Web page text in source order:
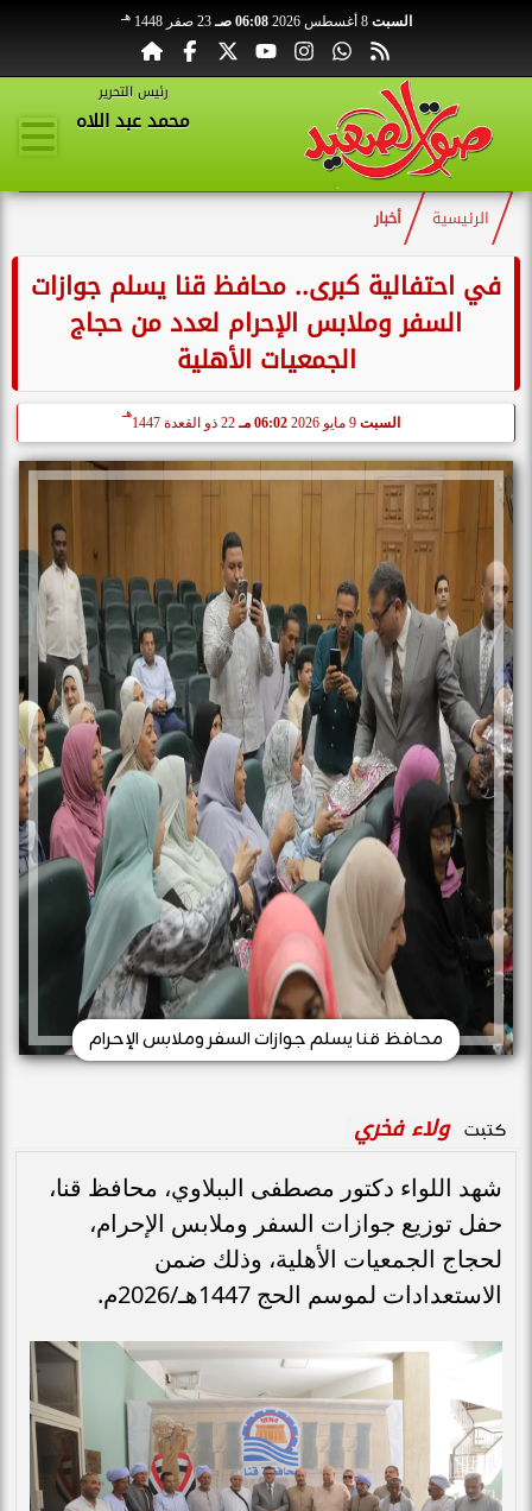
السبت 8 أغسطس 2026 06:08 صـ 23 صفر 1448 هـ
رئيس التحرير
محمد عبد اللاه
الرئيسية أخبار
في احتفالية كبرى.. محافظ قنا يسلم جوازات
السفر وملابس الإحرام لعدد من حجاج
الجمعيات الأهلية
السبت 06:02 مـ 22 ذو القعدة 1447
هـ
محافظ قنا يسلم جوازات السفر وملابس الإحرام
كتبت ولاء فخري
شهد اللواء دكتور مصطفى الببلاوي، محافظ قنا،
حفل توزيع جوازات السفر وملابس الإحرام،
لحجاج الجمعيات الأهلية، وذلك ضمن
الاستعدادات لموسم الحج 1447هـ/2026م.